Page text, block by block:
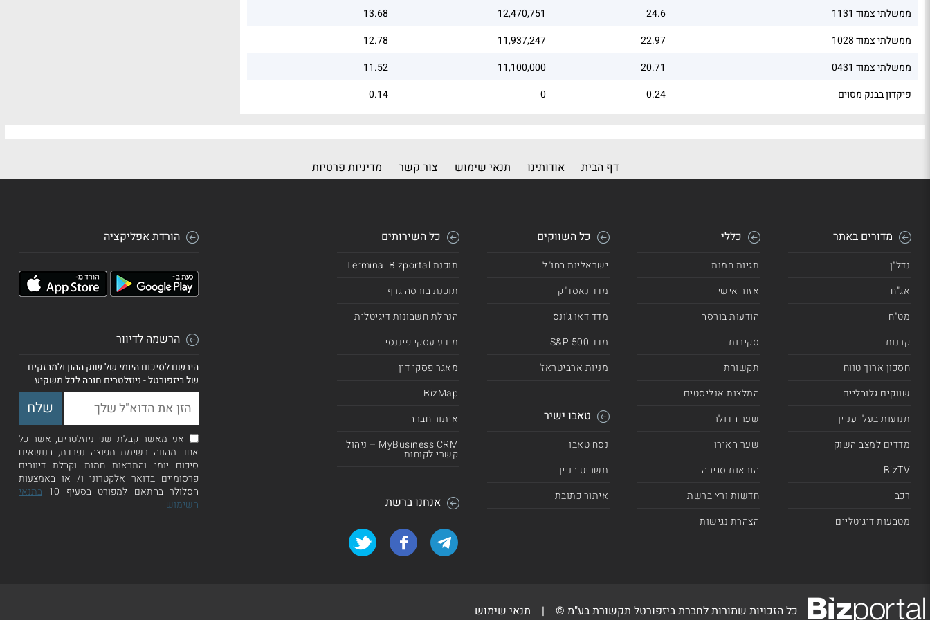
ממשלתי צמוד 1131
24.6
12,470,751
13.68
ממשלתי צמוד 1028
22.97
11,937,247
12.78
ממשלתי צמוד 0431
20.71
11,100,000
11.52
פיקדון בבנק מסוים
0.24
0
0.14
דף הבית אודותינו תנאי שימוש צור קשר מדיניות פרטיות
מדורים באתר
נדל"ן
אג"ח
מט"ח
קרנות
חסכון ארוך טווח
שווקים גלובליים
תנועות בעלי עניין
מדדים למצב השוק
BizTV
רכב
מטבעות דיגיטליים
כללי
תגיות חמות
אזור אישי
הודעות בורסה
סקירות
תקשורת
המלצות אנליסטים
שער הדולר
שער האירו
הוראות סגירה
חדשות ורץ ברשת
הצהרת נגישות
כל השווקים
ישראליות בחו"ל
מדד נאסד"ק
מדד דאו ג'ונס
מדד 500 S&P
מניות ארביטראז'
טאבו ישיר
נסח טאבו
תשריט בניין
איתור כתובת
כל השירותים
תוכנת Terminal Bizportal
תוכנת בורסה גרף
הנהלת חשבונות דיגיטלית
מידע עסקי פיננסי
מאגר פסקי דין
BizMap
איתור חברה
MyBusiness CRM – ניהול
קשרי לקוחות
אנחנו ברשת
הורדת אפליקציה
הרשמה לדיוור
הירשם לסיכום היומי של שוק ההון ולמבזקים
של ביזפורטל - ניוזלטרים חובה לכל משקיע
אני מאשר קבלת שני ניוזלטרים, אשר כל
אחד מהווה רשימת תפוצה נפרדת, בנושאים
סיכום יומי והתראות חמות וקבלת דיוורים
פרסומיים בדואר אלקטרוני ו/ או באמצעות
הסלולר בהתאם למפורט בסעיף 10
בתנאי
השימוש
כל הזכויות שמורות לחברת ביזפורטל תקשורת בע"מ © | תנאי שימוש